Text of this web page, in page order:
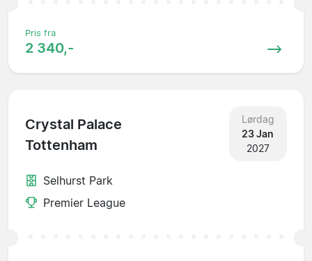
Pris fra
2 340,-
Crystal Palace
Tottenham
Lørdag
23 Jan
2027
Selhurst Park
Premier League